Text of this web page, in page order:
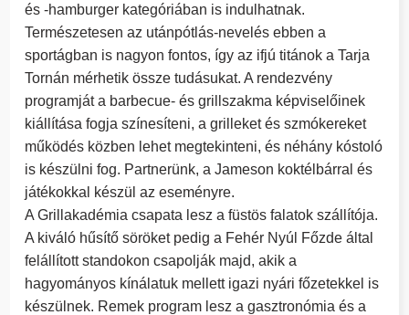
és -hamburger kategóriában is indulhatnak.
Természetesen az utánpótlás-nevelés ebben a
sportágban is nagyon fontos, így az ifjú titánok a Tarja
Tornán mérhetik össze tudásukat. A rendezvény
programját a barbecue- és grillszakma képviselőinek
kiállítása fogja színesíteni, a grilleket és szmókereket
működés közben lehet megtekinteni, és néhány kóstoló
is készülni fog. Partnerünk, a Jameson koktélbárral és
játékokkal készül az eseményre.
A Grillakadémia csapata lesz a füstös falatok szállítója.
A kiváló hűsítő söröket pedig a Fehér Nyúl Főzde által
felállított standokon csapolják majd, akik a
hagyományos kínálatuk mellett igazi nyári főzetekkel is
készülnek. Remek program lesz a gasztronómia és a